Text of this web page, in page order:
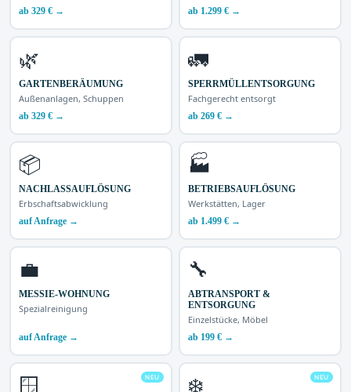
ab 329 € → ab 1.299 € →
🌿
GARTENBERÄUMUNG
Außenanlagen, Schuppen
ab 329 € →
🚛
SPERRMÜLLENTSORGUNG
Fachgerecht entsorgt
ab 269 € →
📦
NACHLASSAUFLÖSUNG
Erbschaftsabwicklung
auf Anfrage →
🏭
BETRIEBSAUFLÖSUNG
Werkstätten, Lager
ab 1.499 € →
💼
MESSIE-WOHNUNG
Spezialreinigung
auf Anfrage →
🔧
ABTRANSPORT &
ENTSORGUNG
Einzelstücke, Möbel
ab 199 € →
NEU
🪟 NEU
❄️